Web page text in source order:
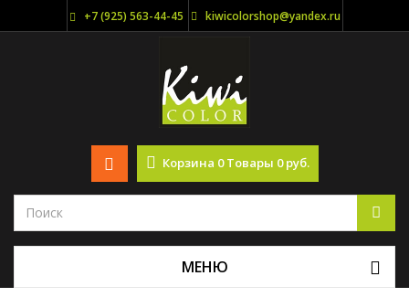
+7 (925) 563-44-45 kiwicolorshop@yandex.ru
Корзина 0 Товары 0 руб.
МЕНЮ